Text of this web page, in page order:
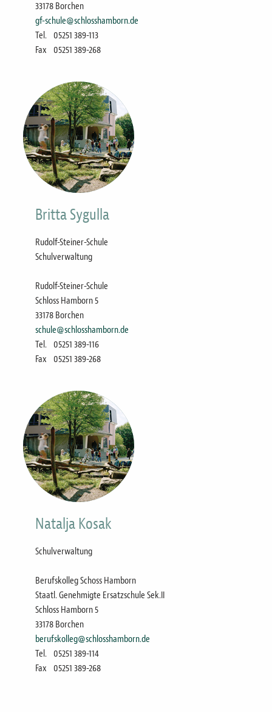
33178 Borchen
gf-schule@schlosshamborn.de
Tel.
05251 389-113
Fax
05251 389-268
Britta Sygulla
Rudolf-Steiner-Schule
Schulverwaltung
Rudolf-Steiner-Schule
Schloss Hamborn 5
33178 Borchen
schule@schlosshamborn.de
Tel.
05251 389-116
Fax
05251 389-268
Natalja Kosak
Schulverwaltung
Berufskolleg Schoss Hamborn
Staatl. Genehmigte Ersatzschule Sek.II
Schloss Hamborn 5
33178 Borchen
berufskolleg@schlosshamborn.de
Tel.
05251 389-114
Fax
05251 389-268